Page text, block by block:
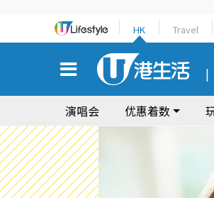
HK Travel
演唱会 优惠着数